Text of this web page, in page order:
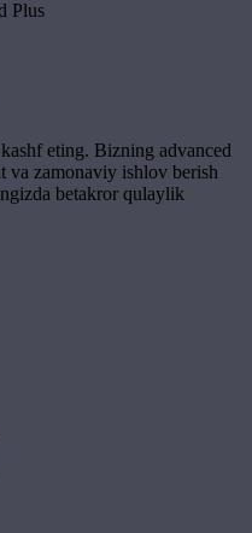
Plus
eting. Bizning advanced
va zamonaviy ishlov berish
betakror qulaylik